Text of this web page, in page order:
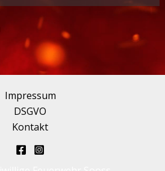
Impressum
DSGVO
Kontakt